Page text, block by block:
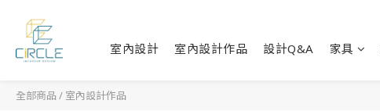
室內設計 室內設計作品 設計Q&A 家具
全部商品 / 室內設計作品